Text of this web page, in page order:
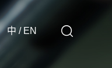
中 / EN